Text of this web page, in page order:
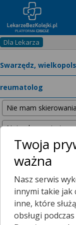
Dla Lekarza
Poniższe wyniki
od wybranej lokalizacji.
Twoja
ważna
Nasz serwis
innymi takie jak
inne, które
obsługi